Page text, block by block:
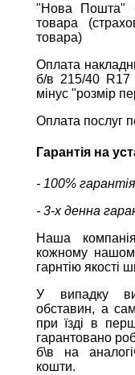
"Нова Пошта"
товара
товара)
Оплата
б/в 215/40 R17
мінус "розмір
Оплата послуг
Гарантія на
- 100%
- 3-х денна
Наша
кожному
гарнтію якості
У випадку
обставин, а
при їзді в
гарантовано
б\в на
кошти.